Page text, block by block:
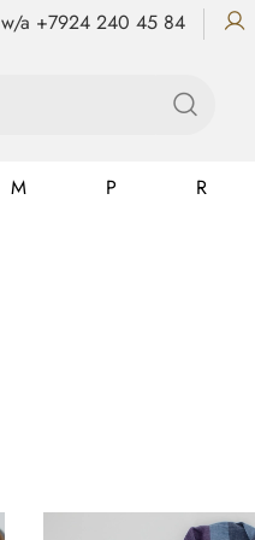
w/a +7924 240 45 84
M P R